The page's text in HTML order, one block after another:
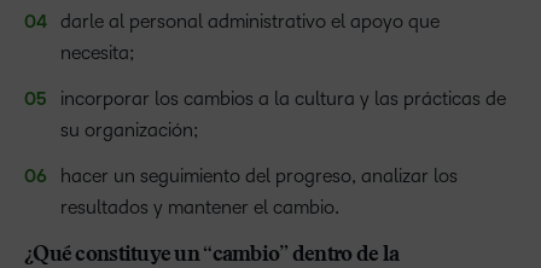
darle al personal administrativo el apoyo que
necesita;
incorporar los cambios a la cultura y las prácticas de
su organización;
hacer un seguimiento del progreso, analizar los
resultados y mantener el cambio.
¿Qué constituye un “cambio” dentro de la